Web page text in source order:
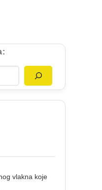
vlakna koje